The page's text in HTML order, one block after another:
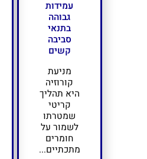
עמידות
גבוהה
בתנאי
סביבה
קשים
מניעת
קורוזיה
היא תהליך
קריטי
שמטרתו
לשמור על
חומרים
מתכתיים...